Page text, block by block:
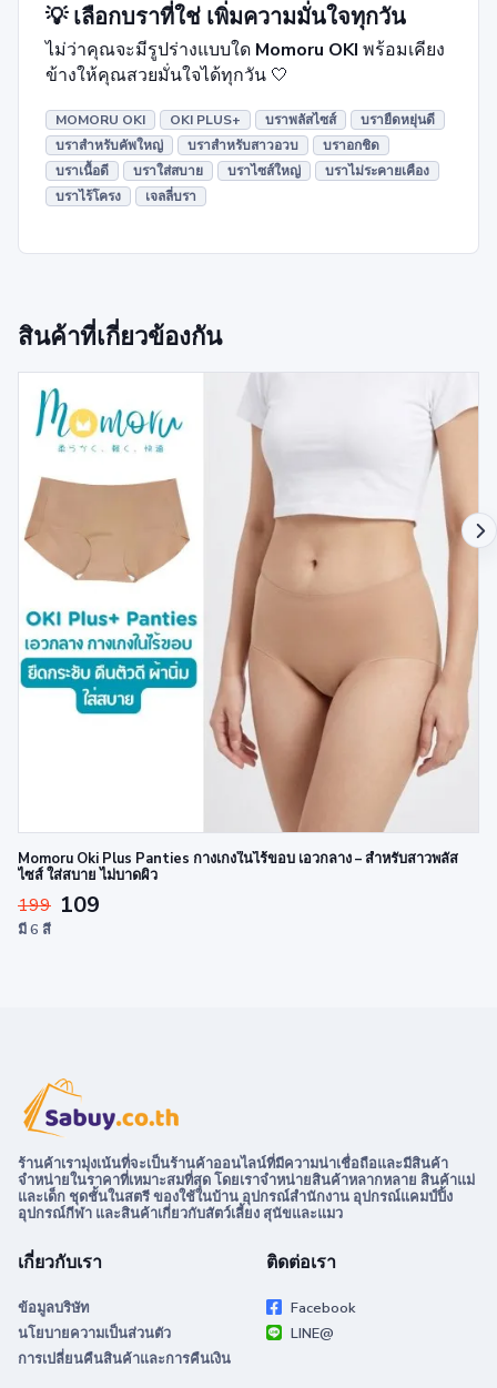
💡 เลือกบราที่ใช่ เพิ่มความมั่นใจทุกวัน
ไม่ว่าคุณจะมีรูปร่างแบบใด Momoru OKI พร้อมเคียง
ข้างให้คุณสวยมั่นใจได้ทุกวัน 🤍
MOMORU OKI OKI PLUS+ บราพลัสไซส์
บรายืดหยุ่นดี
บราสำหรับคัพใหญ่
บราสำหรับสาวอวบ
บราอกชิด
บราเนื้อดี
บราใส่สบาย บราไซส์ใหญ่
บราไม่ระคายเคือง
บราไร้โครง
เจลลี่บรา
สินค้าที่เกี่ยวข้องกัน
Momoru Oki Plus Panties กางเกงในไร้ขอบ เอวกลาง – สำหรับสาวพลัส
ไซส์ ใส่สบาย ไม่บาดผิว
199 109
มี 6 สี
ร้านค้าเรามุ่งเน้นที่จะเป็นร้านค้าออนไลน์ที่มีความน่าเชื่อถือและมีสินค้า
จำหน่ายในราคาที่เหมาะสมที่สุด โดยเราจำหน่ายสินค้าหลากหลาย สินค้าแม่
และเด็ก ชุดชั้นในสตรี ของใช้ในบ้าน อุปกรณ์สำนักงาน อุปกรณ์แคมป์ปิ้ง
อุปกรณ์กีฬา และสินค้าเกี่ยวกับสัตว์เลี้ยง สุนัขและแมว
เกี่ยวกับเรา
ข้อมูลบริษัท
นโยบายความเป็นส่วนตัว
การเปลี่ยนคืนสินค้าและการคืนเงิน
ติดต่อเรา
Facebook
LINE@